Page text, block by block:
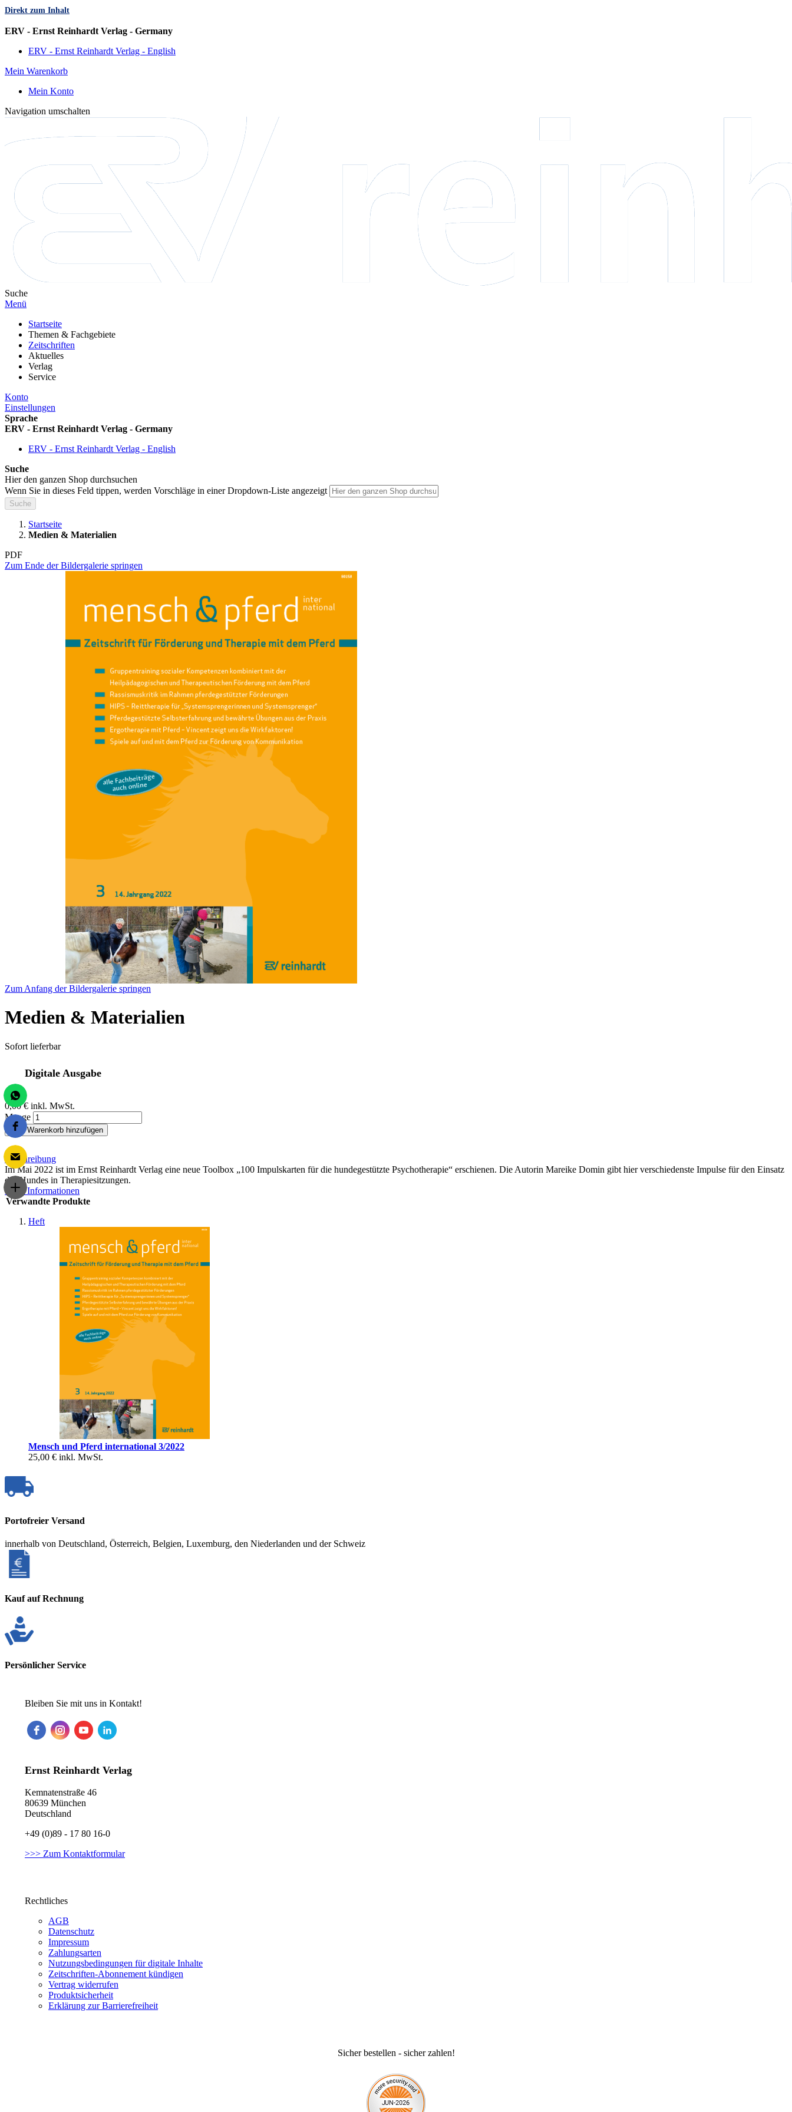
Direkt zum Inhalt
ERV - Ernst Reinhardt Verlag - Germany
ERV - Ernst Reinhardt Verlag - English
Mein Warenkorb
Mein Konto
Navigation umschalten
Suche
Menü
Startseite
Themen & Fachgebiete
Zeitschriften
Aktuelles
Verlag
Service
Konto
Einstellungen
Sprache
ERV - Ernst Reinhardt Verlag - Germany
ERV - Ernst Reinhardt Verlag - English
Suche
Hier den ganzen Shop durchsuchen
Wenn Sie in dieses Feld tippen, werden Vorschläge in einer Dropdown-Liste angezeigt
Suche
Startseite
Medien & Materialien
PDF
Zum Ende der Bildergalerie springen
Zum Anfang der Bildergalerie springen
Medien & Materialien
Sofort lieferbar
Digitale Ausgabe
0,00 € inkl. MwSt.
Menge
Zum Warenkorb hinzufügen
Beschreibung
Im Mai 2022 ist im Ernst Reinhardt Verlag eine neue Toolbox „100 Impulskarten für die hundegestützte Psychotherapie“ erschienen. Die Autorin Mareike Domin gibt hier verschiedenste Impulse für den Einsatz
des Hundes in Therapiesitzungen.
Mehr Informationen
Verwandte Produkte
Heft
Mensch und Pferd international 3/2022
25,00 € inkl. MwSt.
Portofreier Versand
innerhalb von Deutschland, Österreich, Belgien, Luxemburg, den Niederlanden und der Schweiz
Kauf auf Rechnung
Persönlicher Service
Bleiben Sie mit uns in Kontakt!
Ernst Reinhardt Verlag
Kemnatenstraße 46
80639 München
Deutschland
+49 (0)89 - 17 80 16-0
>>> Zum Kontaktformular
Rechtliches
AGB
Datenschutz
Impressum
Zahlungsarten
Nutzungsbedingungen für digitale Inhalte
Zeitschriften-Abonnement kündigen
Vertrag widerrufen
Produktsicherheit
Erklärung zur Barrierefreiheit
Sicher bestellen - sicher zahlen!